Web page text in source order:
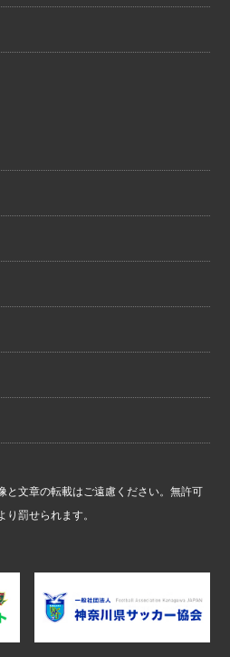
と文章の転載はご遠慮ください。無許可
罰せられます。